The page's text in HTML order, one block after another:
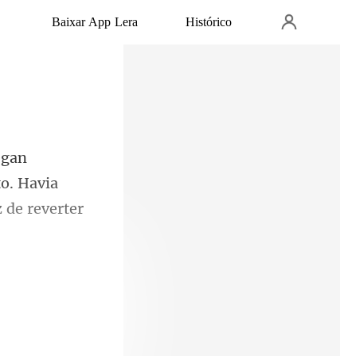
Baixar App Lera Histórico
Havia